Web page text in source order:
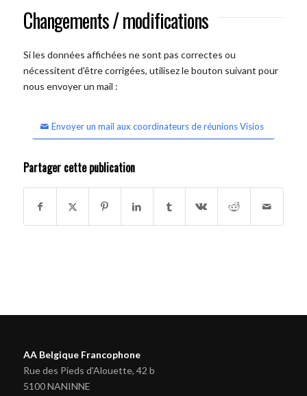
Changements / modifications
Si les données affichées ne sont pas correctes ou
nécessitent d'être corrigées, utilisez le bouton suivant pour
nous envoyer un mail :
Envoyer un mail aux coordinateurs de réunions Visios
Partager cette publication
AA Belgique Francophone
Rue des Pieds d'Alouette, 42 b
5100 NANINNE